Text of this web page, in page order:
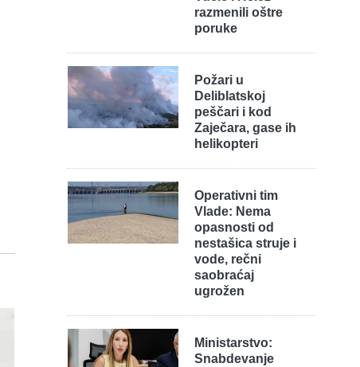
razmenili oštre
poruke
Požari u
Deliblatskoj
peščari i kod
Zaječara, gase ih
helikopteri
Operativni tim
Vlade: Nema
opasnosti od
nestašica struje i
vode, rečni
saobraćaj
ugrožen
Ministarstvo:
Snabdevanje